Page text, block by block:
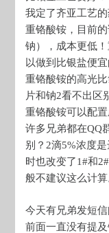
我定了齐亚工艺
重铬酸铵，目前
钠），成本更低
以做到比银盐便宜
重铬酸铵的高光
片和钠2看不出区
重铬酸铵可以配置
许多兄弟都在QQ
别？2滴5%浓度
时也改变了1#和
般不建议这么计算
今天有兄弟发短
前面一直没有提